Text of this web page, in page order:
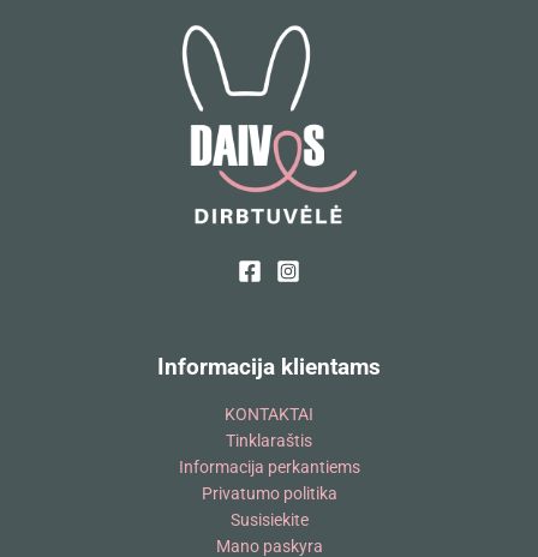
Informacija klientams
KONTAKTAI
Tinklaraštis
Informacija perkantiems
Privatumo politika
Susisiekite
Mano paskyra